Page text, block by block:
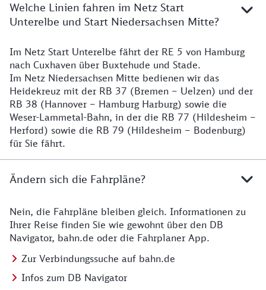
Welche Linien fahren im Netz Start
Unterelbe und Start Niedersachsen Mitte?
Details
Im Netz Start Unterelbe fährt der RE 5 von Hamburg
nach Cuxhaven über Buxtehude und Stade.
Im Netz Niedersachsen Mitte bedienen wir das
Heidekreuz mit der RB 37 (Bremen – Uelzen) und der
RB 38 (Hannover – Hamburg Harburg) sowie die
Weser-Lammetal-Bahn, in der die RB 77 (Hildesheim –
Herford) sowie die RB 79 (Hildesheim – Bodenburg)
für Sie fährt.
Ändern sich die Fahrpläne?
Details zu den Fahrplänen
Nein, die Fahrpläne bleiben gleich. Informationen zu
Ihrer Reise finden Sie wie gewohnt über den DB
Navigator, bahn.de oder die Fahrplaner App.
Zur Verbindungssuche auf bahn.de
Infos zum DB Navigator